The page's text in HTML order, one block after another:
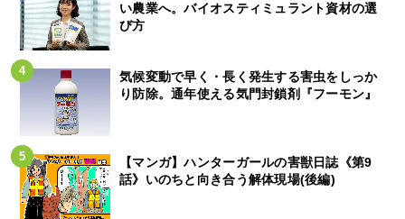
い農業へ。バイオスティミュラント資材の選
び方
気候変動で早く・長く発生する害虫をしっか
り防除。通年使える気門封鎖剤『フーモン』
【マンガ】ハンターガールの害獣日誌《第9
話》いのちと向き合う解体現場(後編)